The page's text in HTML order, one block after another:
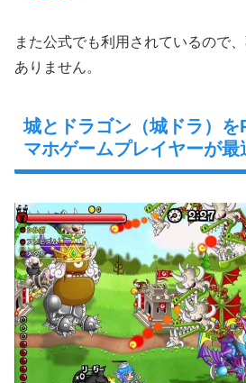
また公式でも利用されているので
ありません。
城とドラゴン（城ドラ）を
マホゲームプレイヤーが最